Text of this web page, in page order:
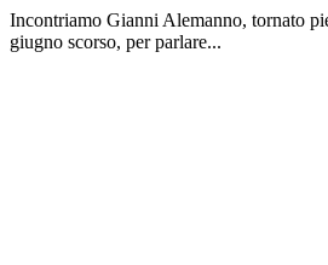
Incontriamo Gianni Alemanno, tornato
giugno scorso, per parlare...